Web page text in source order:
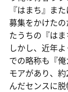
『はまち』ま
募集をかけた
たうちの『は
しかし、近年
での略称も『
モアがあり、
んだセンスに脱